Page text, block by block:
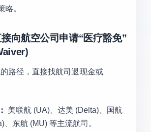
略。
向航空公司申请“医疗豁免”
路径，直接找航司退现金或
美联航 (UA)、达美 (Delta)、国航
、东航 (MU) 等主流航司。